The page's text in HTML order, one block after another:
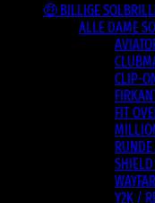
🤑 BILLIGE
ALLE DAME
CLIP-
FIT
Y2K /